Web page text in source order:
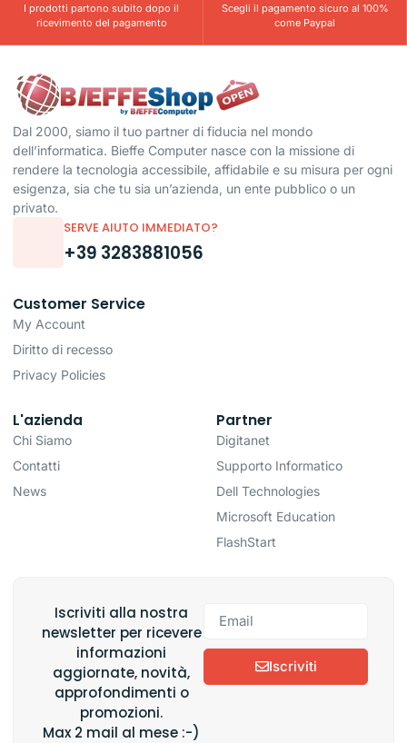
I prodotti partono subito dopo il
ricevimento del pagamento
Scegli il pagamento sicuro al 100%
come Paypal
Dal 2000, siamo il tuo partner di fiducia nel mondo
dell’informatica. Bieffe Computer nasce con la missione di
rendere la tecnologia accessibile, affidabile e su misura per ogni
esigenza, sia che tu sia un’azienda, un ente pubblico o un
privato.
SERVE AIUTO IMMEDIATO?
+39 3283881056
Customer Service
My Account
Diritto di recesso
Privacy Policies
L'azienda
Chi Siamo
Contatti
News
Partner
Digitanet
Supporto Informatico
Dell Technologies
Microsoft Education
FlashStart
Iscriviti alla nostra
newsletter per ricevere
informazioni
aggiornate, novità,
approfondimenti o
promozioni.
Max 2 mail al mese :-)
Iscriviti